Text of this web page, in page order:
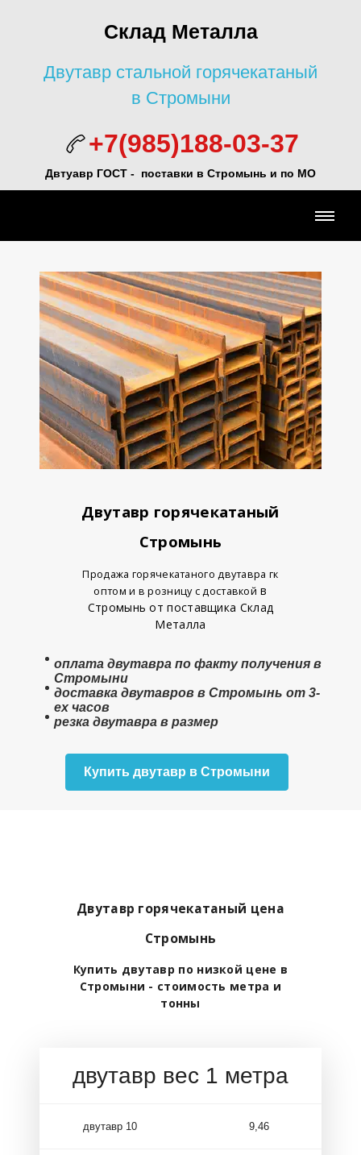
Склад Металла
Двутавр стальной горячекатаный
в Стромыни
+7(985)188-03-37
Двтуавр ГОСТ - поставки в Стромынь и по МО
Двутавр горячекатаный
Стромынь
Продажа горячекатаного двутавра гк
оптом и в розницу с доставкой в
Стромынь от поставщика Склад
Металла
оплата двутавра по факту получения в
Стромыни
доставка двутавров в Стромынь от 3-
ех часов
резка двутавра в размер
Купить двутавр в Стромыни
Двутавр горячекатаный цена
Стромынь
Купить двутавр по низкой цене в
Стромыни - стоимость метра и
тонны
двутавр вес 1 метра
двутавр 10 9,46